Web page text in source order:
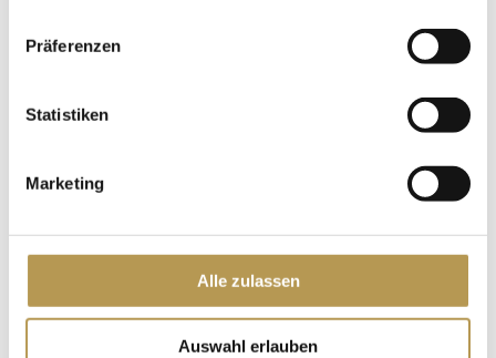
Präferenzen
Statistiken
Marketing
Alle zulassen
Auswahl erlauben
Here you can find all information about applications and
Please do not hesitate to contact us at 04403 / 600-0 or
by e-mail atinfo@seehotel-faehrhaus.defor questions,
requests and appointments.